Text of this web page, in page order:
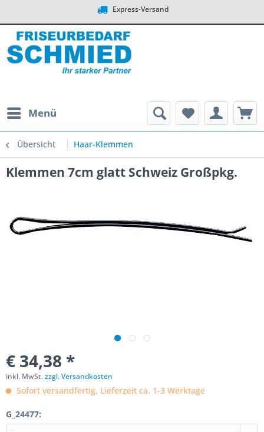
Express-Versand
Menü
Übersicht Haar-Klemmen
Klemmen 7cm glatt Schweiz Großpkg.
€ 34,38 *
inkl. MwSt.zzgl. Versandkosten
Sofort versandfertig, Lieferzeit ca. 1-3 Werktage
G_24477: